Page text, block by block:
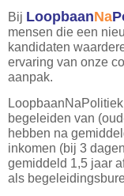
Bij LoopbaanNa
mensen die een
kandidaten
ervaring van onze
aanpak.
begeleiden van
hebben na
inkomen (bij 3
gemiddeld 1,5 jaar
als